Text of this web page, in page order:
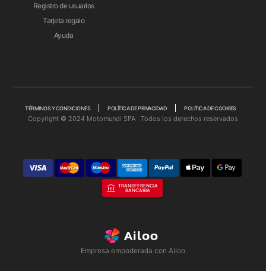
Registro de usuarios
Tarjeta regalo
Ayuda
TÉRMINOS Y CONDICIONES POLÍTICA DE PRIVACIDAD POLÍTICA DE COOKIES
Copyright © 2024 Motomundi SPA · Todos los derechos reservados
TRANSFERENCIA
BANCARIA
Empresa empoderada con Ailoo